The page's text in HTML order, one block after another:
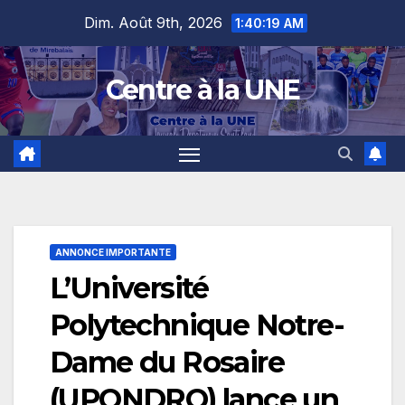
content
Dim. Août 9th, 2026 1:40:20 AM
Centre à la UNE
ANNONCE IMPORTANTE
L’Université
Polytechnique Notre-
Dame du Rosaire